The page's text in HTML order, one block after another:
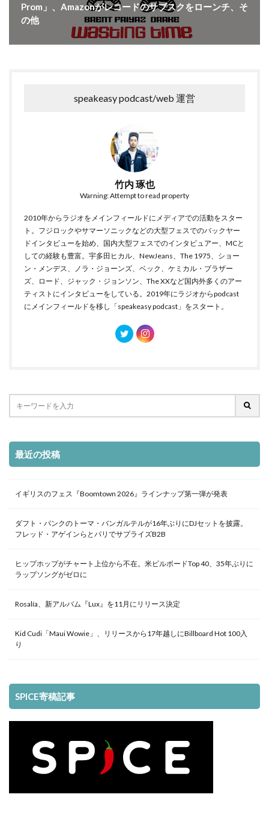
Prom」、Amazonがレコードのサブスクをローンチ、そ
の他
speakeasy podcast/web 運営
竹内 琢也
Warning: Attempt to read property
2010年からラジオをメインフィールドにメディアでの活動をスター
ト。フジロックやサマーソニックなどの大型フェスでのバックヤー
ドインタビューを始め、国内大型フェスでのインタビュアー、MCと
しての経験も豊富。宇多田ヒカル、NewJeans、The 1975、ショー
ン・メンデス、ノラ・ジョーンズ、ベック、ケミカル・ブラザー
ズ、ロード、ジャック・ジョンソン、The XXなど国内外多くのアー
ティストにインタビューをしている。2019年にラジオからpodcast
にメインフィールドを移し「speakeasy podcast」をスタート。
最近の投稿
イギリスのフェス『Boomtown 2026』ラインナップ第一弾が発表
ダフト・パンクのトーマ・バンガルテルが16年ぶりにDJセットを披露。
フレッド・アゲインらとパリでサプライズB2B
ヒップホップがチャート上位から不在。米ビルボードTop 40、35年ぶりに
ラップソングがゼロに
Rosalía、新アルバム『Lux』を11月にリリース決定
Kid Cudi「Maui Wowie」、リリースから17年越しにBillboard Hot 100入
り
SPICE寄稿記事